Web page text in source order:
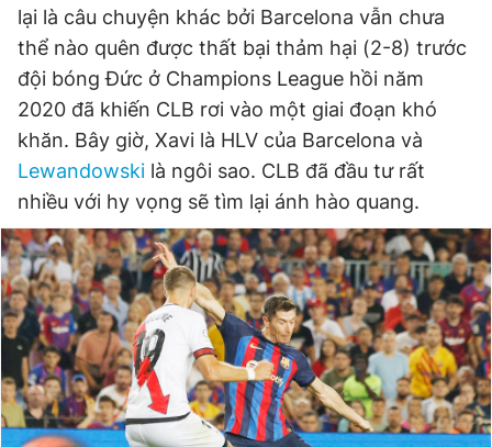
Đọc Thanh Niên trên điện thoại
Theo dõi báo trên
Hotline
0906 645 777
Liên hệ quảng cáo
0908 780 404
Đặt báo Quảng cáo RSS Tòa soạn Chính sách bảo
Tổng biên tập: Nguyễn Ngọc Toàn
Phó tổng biên tập thường trực: Hải Thành
Phó tổng biên tập: Lâm Hiếu Dũng
lại là câu chuyện khác bởi Barcelona vẫn chưa
thể nào quên được thất bại thảm hại (2-8) trước
đội bóng Đức ở Champions League hồi năm
2020 đã khiến CLB rơi vào một giai đoạn khó
khăn. Bây giờ, Xavi là HLV của Barcelona và
Lewandowski là ngôi sao. CLB đã đầu tư rất
nhiều với hy vọng sẽ tìm lại ánh hào quang.